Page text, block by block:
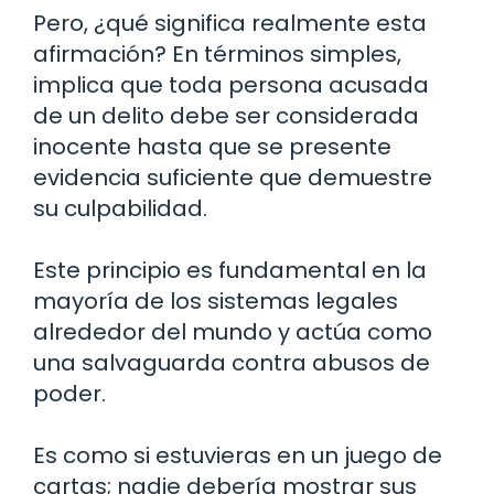
Pero, ¿qué significa realmente esta
afirmación? En términos simples,
implica que toda persona acusada
de un delito debe ser considerada
inocente hasta que se presente
evidencia suficiente que demuestre
su culpabilidad.
Este principio es fundamental en la
mayoría de los sistemas legales
alrededor del mundo y actúa como
una salvaguarda contra abusos de
poder.
Es como si estuvieras en un juego de
cartas; nadie debería mostrar sus